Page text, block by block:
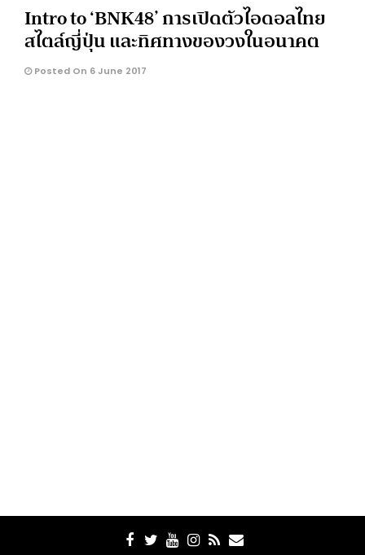
Intro to ‘BNK48’ การเปิดตัวไอดอลไทย
สไตล์ญี่ปุ่น และทิศทางของวงในอนาคต
Posted On 6 June 2017